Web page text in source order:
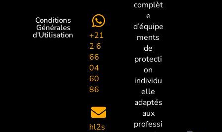
complèt
e
d’équipe
ments
de
protecti
on
individu
elle
adaptés
aux
professi
+21
2 6
66
04
60
86
hl2s
Conditions
Générales
d'Utilisation